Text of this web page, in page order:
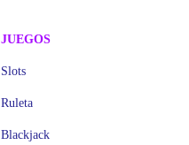
JUEGOS
Slots
Ruleta
Blackjack